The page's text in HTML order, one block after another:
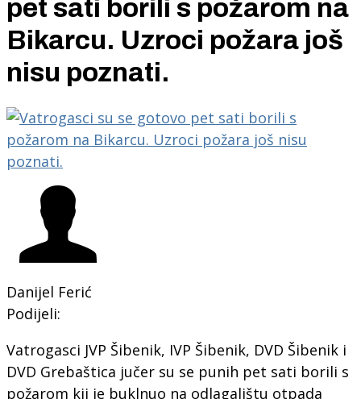
pet sati borili s požarom na
Bikarcu. Uzroci požara još
nisu poznati.
Danijel Ferić
Podijeli:
Vatrogasci JVP Šibenik, IVP Šibenik, DVD Šibenik i
DVD Grebaštica jučer su se punih pet sati borili s
požarom kji je buklnuo na odlagalištu otpada